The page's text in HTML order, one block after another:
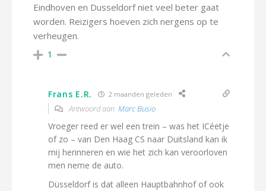
Eindhoven en Dusseldorf niet veel beter gaat
worden. Reizigers hoeven zich nergens op te
verheugen.
1
Frans E.R. 2 maanden geleden
Antwoord aan Marc Busio
Vroeger reed er wel een trein – was het ICéetje
of zo – van Den Haag CS naar Duitsland kan ik
mij herinneren en wie het zich kan veroorloven
men neme de auto.
Düsseldorf is dat alleen Hauptbahnhof of ook